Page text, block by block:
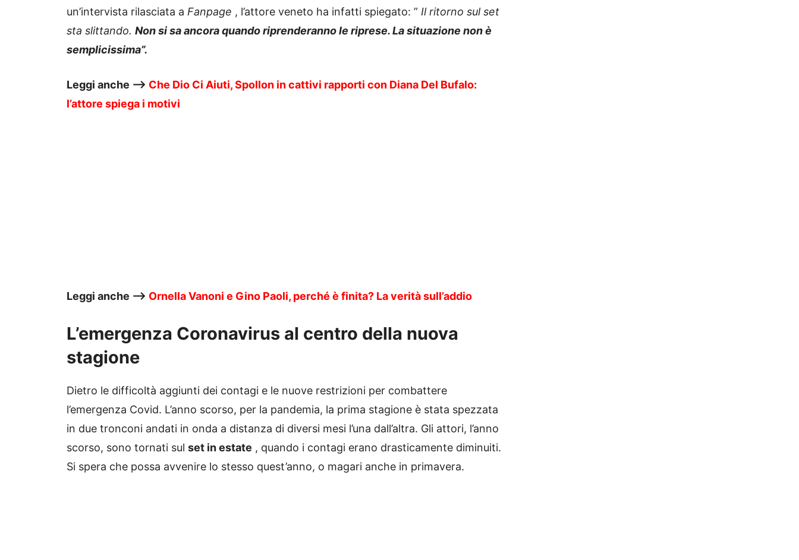
un’intervista rilasciata a Fanpage , l’attore veneto ha infatti spiegato: ” Il ritorno sul set
sta slittando. Non si sa ancora quando riprenderanno le riprese. La situazione non è
semplicissima”.
Leggi anche —-> Che Dio Ci Aiuti, Spollon in cattivi rapporti con Diana Del Bufalo:
l’attore spiega i motivi
Leggi anche —-> Ornella Vanoni e Gino Paoli, perché è finita? La verità sull’addio
L’emergenza Coronavirus al centro della nuova
stagione
Dietro le difficoltà aggiunti dei contagi e le nuove restrizioni per combattere
l’emergenza Covid. L’anno scorso, per la pandemia, la prima stagione è stata spezzata
in due tronconi andati in onda a distanza di diversi mesi l’una dall’altra. Gli attori, l’anno
scorso, sono tornati sul set in estate , quando i contagi erano drasticamente diminuiti.
Si spera che possa avvenire lo stesso quest’anno, o magari anche in primavera.